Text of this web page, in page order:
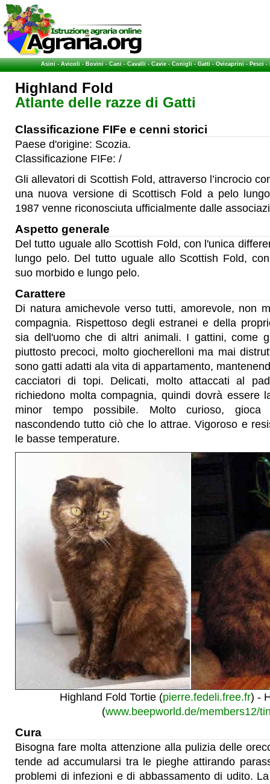
Asini-Avicoli-Bovini-Cani-Cavalli-Cavie-Conigli-Gatti-Ovicaprini-Pesci-
Highland Fold
Atlante delle razze di Gatti
Classificazione FIFe e cenni storici
Paese d'origine: Scozia.
Classificazione FIFe: /
Gli allevatori di Scottish Fold, attraverso l’incrocio
una nuova versione di Scottisch Fold a pelo
1987 venne riconosciuta ufficialmente dalle
Aspetto generale
Del tutto uguale allo Scottish Fold, con l'unica
lungo pelo. Del tutto uguale allo Scottish Fold,
suo morbido e lungo pelo.
Carattere
Di natura amichevole verso tutti, amorevole, non
compagnia. Rispettoso degli estranei e della
sia dell'uomo che di altri animali. I gattini, come
piuttosto precoci, molto giocherelloni ma mai
sono gatti adatti ala vita di appartamento,
cacciatori di topi. Delicati, molto attaccati al
richiedono molta compagnia, quindi dovrà essere
minor tempo possibile. Molto curioso, gioca
nascondendo tutto ciò che lo attrae. Vigoroso e
le basse temperature.
Highland Fold Tortie (pierre.fedeli.free.fr) -
(www.beepworld.de/members12/
Cura
Bisogna fare molta attenzione alla pulizia delle
tende ad accumularsi tra le pieghe attirando
problemi di infezioni e di abbassamento di udito.